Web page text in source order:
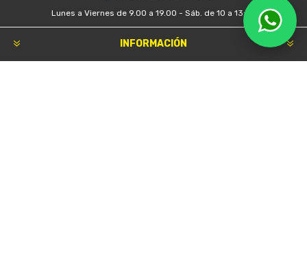
Lunes a Viernes de 9.00 a 19.00 - Sáb. de 10 a 13:30
INFORMACIÓN